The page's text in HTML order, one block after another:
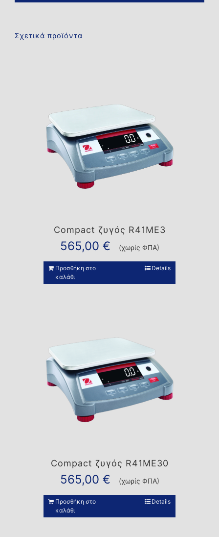
Σχετικά προϊόντα
Compact ζυγός R41ME3
565,00 € (χωρίς ΦΠΑ)
Προσθήκη στο
καλάθι
Details
Compact ζυγός R41ME30
565,00 € (χωρίς ΦΠΑ)
Προσθήκη στο
καλάθι
Details